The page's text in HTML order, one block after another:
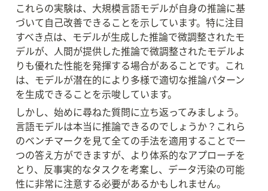
これらの実験は、大規模言語モデルが自身の推論に基
づいて自己改善できることを示しています。特に注目
すべき点は、モデルが生成した推論で微調整されたモ
デルが、人間が提供した推論で微調整されたモデルよ
りも優れた性能を発揮する場合があることです。これ
は、モデルが潜在的により多様で適切な推論パターン
を生成できることを示唆しています。
しかし、始めに尋ねた質問に立ち返ってみましょう。
言語モデルは本当に推論できるのでしょうか？これら
のベンチマークを見て全ての手法を適用することで一
つの答え方ができますが、より体系的なアプローチを
とり、反事実的なタスクを考案し、データ汚染の可能
性に非常に注意する必要があるかもしれません。